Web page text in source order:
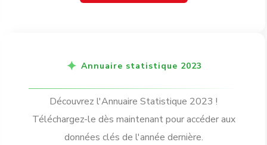
Annuaire statistique 2023
Découvrez l'Annuaire Statistique 2023 !
Téléchargez-le dès maintenant pour accéder aux
données clés de l'année dernière.